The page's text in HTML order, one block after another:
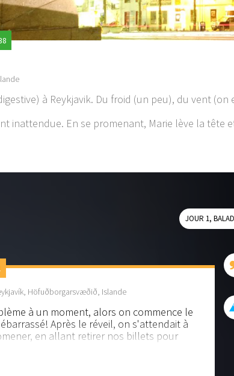
à Reykjavik. Du froid (un peu), du vent (on
inattendue. En se promenant, Marie lève la tête
JOUR 1,
Höfuðborgarsvæðið, Islande
à un moment, alors on commence le
Après le réveil, on s'attendait à
en allant retirer nos billets pour